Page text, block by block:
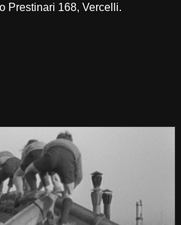
Prestinari 168, Vercelli.